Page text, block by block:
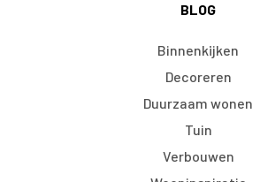
BLOG
Binnenkijken
Decoreren
Duurzaam wonen
Tuin
Verbouwen